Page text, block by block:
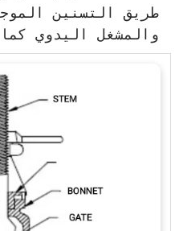
طريق التسنين
والمشغل اليدوي